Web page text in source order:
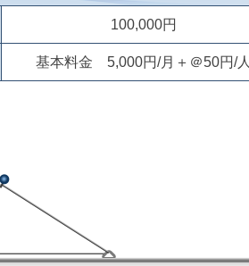
100,000円
基本料金 5,000円/月＋＠50円/人